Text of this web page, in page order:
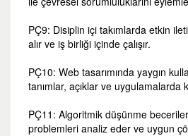
PÇ9: Disiplin içi takımlarda etkin
alır ve iş birliği içinde çalışır.
PÇ10: Web tasarımında yaygın
tanımlar, açıklar ve uygulamalarda
PÇ11: Algoritmik düşünme
problemleri analiz eder ve uygun